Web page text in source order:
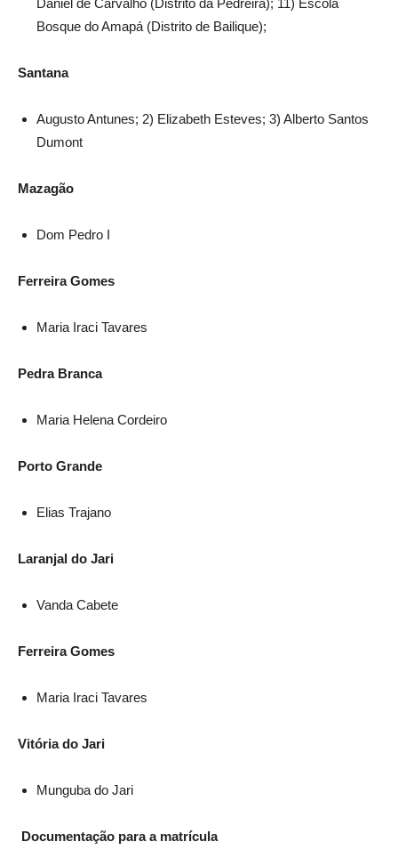
Daniel de Carvalho (Distrito da Pedreira); 11) Escola
Bosque do Amapá (Distrito de Bailique);
Santana
Augusto Antunes; 2) Elizabeth Esteves; 3) Alberto Santos
Dumont
Mazagão
Dom Pedro I
Ferreira Gomes
Maria Iraci Tavares
Pedra Branca
Maria Helena Cordeiro
Porto Grande
Elias Trajano
Laranjal do Jari
Vanda Cabete
Ferreira Gomes
Maria Iraci Tavares
Vitória do Jari
Munguba do Jari
Documentação para a matrícula